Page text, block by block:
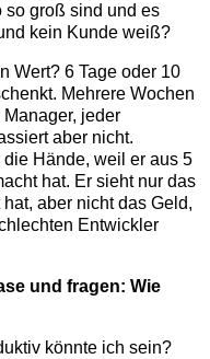
so groß sind und es
kein Kunde weiß?
Wert? 6 Tage oder 10
Mehrere Wochen
jeder
aber nicht.
Hände, weil er aus 5
hat. Er sieht nur das
aber nicht das Geld,
Entwickler
und fragen: Wie
könnte ich sein?